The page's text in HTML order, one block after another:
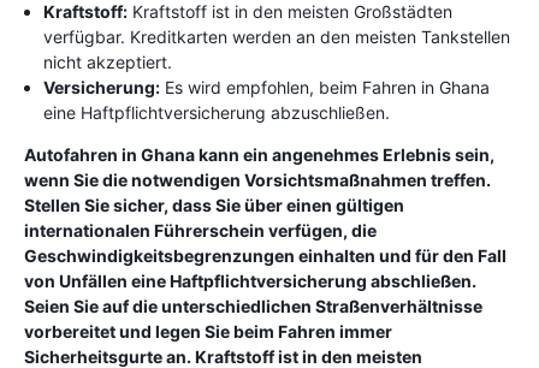
Kraftstoff: Kraftstoff ist in den meisten Großstädten
verfügbar. Kreditkarten werden an den meisten Tankstellen
nicht akzeptiert.
Versicherung: Es wird empfohlen, beim Fahren in Ghana
eine Haftpflichtversicherung abzuschließen.
Autofahren in Ghana kann ein angenehmes Erlebnis sein,
wenn Sie die notwendigen Vorsichtsmaßnahmen treffen.
Stellen Sie sicher, dass Sie über einen gültigen
internationalen Führerschein verfügen, die
Geschwindigkeitsbegrenzungen einhalten und für den Fall
von Unfällen eine Haftpflichtversicherung abschließen.
Seien Sie auf die unterschiedlichen Straßenverhältnisse
vorbereitet und legen Sie beim Fahren immer
Sicherheitsgurte an. Kraftstoff ist in den meisten